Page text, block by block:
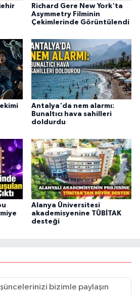
Richard Gere New York'ta
Asymmetry Filminin
Çekimlerinde Görüntülendi
Antalya'da nem alarmı:
Bunaltıcı hava sahilleri
doldurdu
Alanya Üniversitesi
akademisyenine TÜBİTAK
desteği